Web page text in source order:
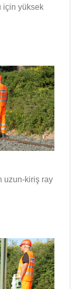
için yüksek
uzun-kiriş ray